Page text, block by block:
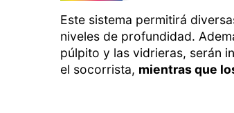
Este sistema permitirá
niveles de profundidad.
púlpito y las vidrieras, serán
el socorrista, mientras que